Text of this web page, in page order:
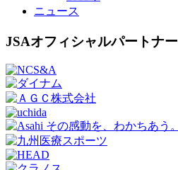
ニュース
JSAオフィシャルパートナー